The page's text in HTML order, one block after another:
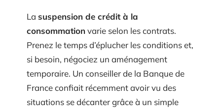
La suspension de crédit à la
consommationvarie selon les contrats.
Prenez le temps d’éplucher les conditions et,
si besoin, négociez un aménagement
temporaire. Un conseiller de la Banque de
France confiait récemment avoir vu des
situations se décanter grâce à un simple